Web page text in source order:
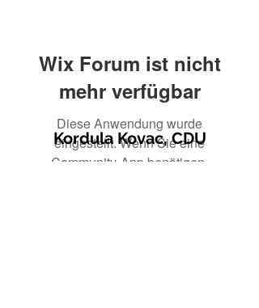
Wix Forum ist nicht
mehr verfügbar
Diese Anwendung wurde
eingestellt. Wenn Sie eine
Community-App benötigen,
Kordula Kovac, CDU